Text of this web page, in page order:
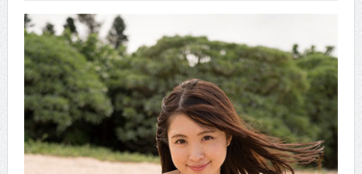
CINEMA×STYLE 288号
CINEMA×STYLE 287号
CINEMA×STYLE 286号
CINEMA×STYLE 285号
CINEMA×STYLE 294号